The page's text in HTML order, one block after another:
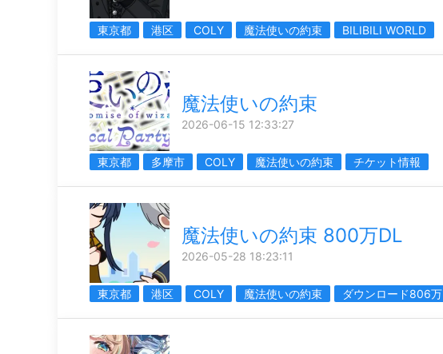
東京都 港区 COLY 魔法使いの約束 BILIBILI WORLD
魔法使いの約束
2026-06-15 12:33:27
東京都 多摩市 COLY 魔法使いの約束 チケット情報
魔法使いの約束 800万DL
2026-05-28 18:23:11
東京都 港区 COLY 魔法使いの約束 ダウンロード806万